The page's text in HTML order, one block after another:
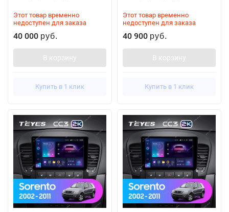
Этот товар временно
недоступен для заказа
40 000 руб.
В корзину
Купить в 1 клик
Этот товар временно
недоступен для заказа
40 900 руб.
В корзину
Купить в 1 клик